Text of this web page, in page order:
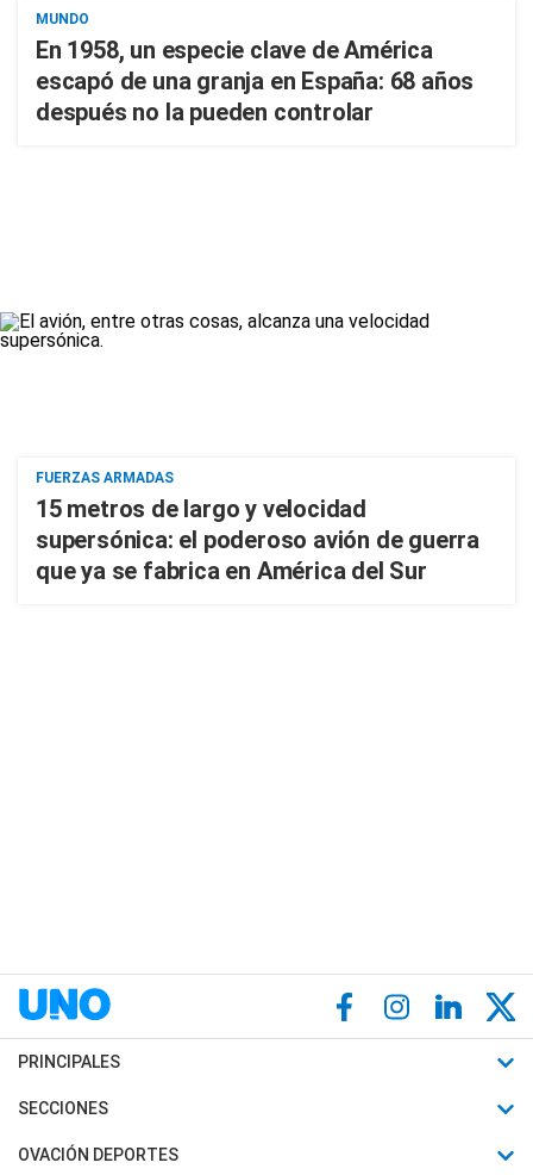
MUNDO
En 1958, un especie clave de América
escapó de una granja en España: 68 años
después no la pueden controlar
FUERZAS ARMADAS
15 metros de largo y velocidad
supersónica: el poderoso avión de guerra
que ya se fabrica en América del Sur
PRINCIPALES
Últimas Noticias
Política
SECCIONES
Horóscopo
OVACIÓN DEPORTES